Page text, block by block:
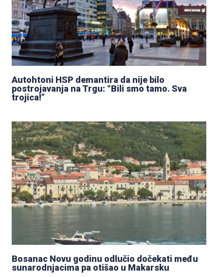
Autohtoni HSP demantira da nije bilo
postrojavanja na Trgu: “Bili smo tamo. Sva
trojica!”
Bosanac Novu godinu odlučio dočekati među
sunarodnjacima pa otišao u Makarsku